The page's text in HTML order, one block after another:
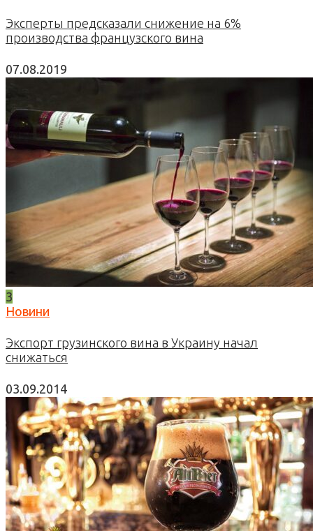
Эксперты предсказали снижение на 6%
производства французского вина
07.08.2019
3
Новини
Экспорт грузинского вина в Украину начал
снижаться
03.09.2014